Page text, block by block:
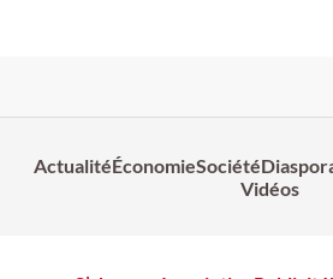
ActualitéÉconomieSociété
Vidéos